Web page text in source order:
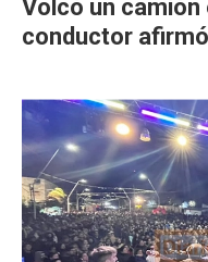
Volcó un
conductor